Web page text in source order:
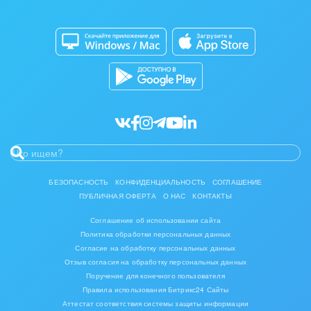
Кибербезопасность
Битрикс24 Маркет
Разработчикам приложений
БЕЗОПАСНОСТЬ КОНФИДЕНЦИАЛЬНОСТЬ
СОГЛАШЕНИЕ
ПУБЛИЧНАЯ ОФЕРТА
О НАС КОНТАКТЫ
Соглашение об использовании сайта
Политика обработки персональных данных
Согласие на обработку персональных данных
Отзыв согласия на обработку персональных данных
Поручение для конечного пользователя
Правила использования Битрикс24 Сайты
Аттестат соответствия системы защиты информации